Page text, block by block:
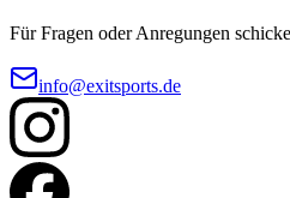
Für Fragen oder Anregungen
info@exitsports.de